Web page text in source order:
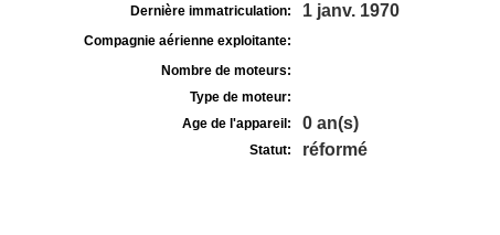
Dernière immatriculation: 1 janv. 1970
Compagnie aérienne exploitante:
Nombre de moteurs:
Type de moteur:
Age de l'appareil:
0 an(s)
Statut: réformé